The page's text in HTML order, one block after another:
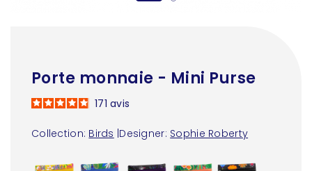
Porte monnaie - Mini Purse
Collection: Birds Designer: Sophie Roberty
171avis